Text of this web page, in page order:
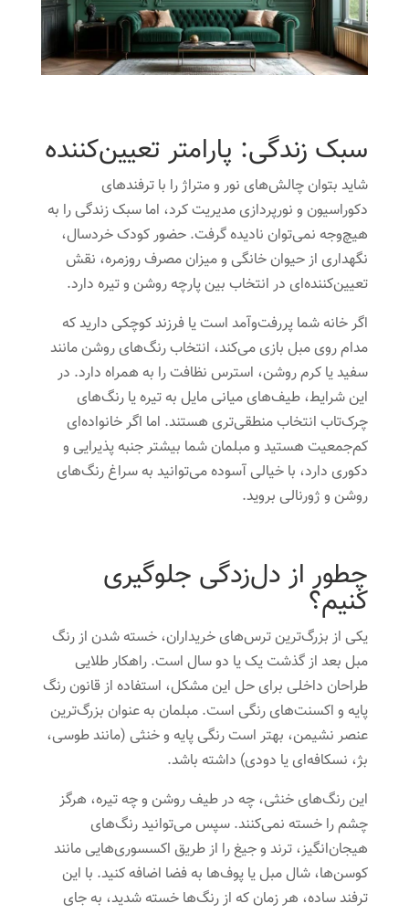
سبک زندگی: پارامتر تعیین‌کننده
شاید بتوان چالش‌های نور و متراژ را با ترفندهای
دکوراسیون و نورپردازی مدیریت کرد، اما سبک زندگی را به
هیچ‌وجه نمی‌توان نادیده گرفت. حضور کودک خردسال،
نگهداری از حیوان خانگی و میزان مصرف روزمره، نقش
تعیین‌کننده‌ای در انتخاب بین پارچه روشن و تیره دارد.
اگر خانه شما پررفت‌وآمد است یا فرزند کوچکی دارید که
مدام روی مبل بازی می‌کند، انتخاب رنگ‌های روشن مانند
سفید یا کرم روشن، استرس نظافت را به همراه دارد. در
این شرایط، طیف‌های میانی مایل به تیره یا رنگ‌های
چرک‌تاب انتخاب منطقی‌تری هستند. اما اگر خانواده‌ای
کم‌جمعیت هستید و مبلمان شما بیشتر جنبه پذیرایی و
دکوری دارد، با خیالی آسوده می‌توانید به سراغ رنگ‌های
روشن و ژورنالی بروید.
چطور از دل‌زدگی جلوگیری
کنیم؟
یکی از بزرگ‌ترین ترس‌های خریداران، خسته شدن از رنگ
مبل بعد از گذشت یک یا دو سال است. راهکار طلایی
طراحان داخلی برای حل این مشکل، استفاده از قانون رنگ
پایه و اکسنت‌های رنگی است. مبلمان به عنوان بزرگ‌ترین
عنصر نشیمن، بهتر است رنگی پایه و خنثی (مانند طوسی،
بژ، نسکافه‌ای یا دودی) داشته باشد.
این رنگ‌های خنثی، چه در طیف روشن و چه تیره، هرگز
چشم را خسته نمی‌کنند. سپس می‌توانید رنگ‌های
هیجان‌انگیز، ترند و جیغ را از طریق اکسسوری‌هایی مانند
کوسن‌ها، شال مبل یا پوف‌ها به فضا اضافه کنید. با این
ترفند ساده، هر زمان که از رنگ‌ها خسته شدید، به جای